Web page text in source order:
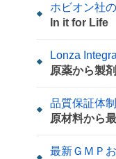
ホビオン社
In it for Life
Lonza
原薬から製
品質保証体制
原材料から
最新ＧＭＰ